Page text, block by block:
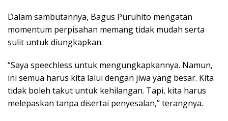
Dalam sambutannya, Bagus Puruhito mengatan
momentum perpisahan memang tidak mudah serta
sulit untuk diungkapkan.
“Saya speechless untuk mengungkapkannya. Namun,
ini semua harus kita lalui dengan jiwa yang besar. Kita
tidak boleh takut untuk kehilangan. Tapi, kita harus
melepaskan tanpa disertai penyesalan,” terangnya.